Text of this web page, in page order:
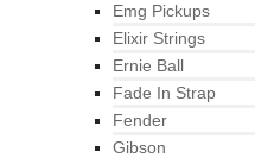
Emg Pickups
Elixir Strings
Ernie Ball
Fade In Strap
Fender
Gibson